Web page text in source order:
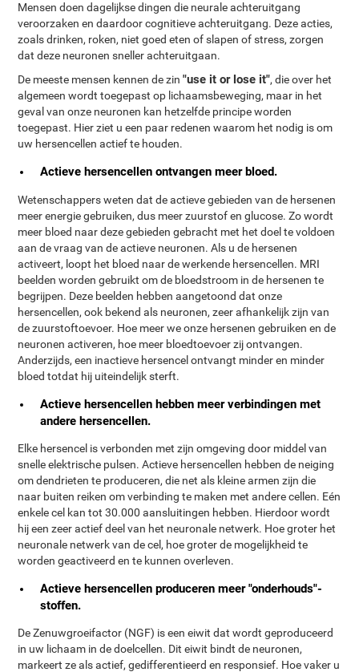
Mensen doen dagelijkse dingen die neurale achteruitgang
veroorzaken en daardoor cognitieve achteruitgang. Deze acties,
zoals drinken, roken, niet goed eten of slapen of stress, zorgen
dat deze neuronen sneller achteruitgaan.
De meeste mensen kennen de zin"use it or lose it", die over het
algemeen wordt toegepast op lichaamsbeweging, maar in het
geval van onze neuronen kan hetzelfde principe worden
toegepast. Hier ziet u een paar redenen waarom het nodig is om
uw hersencellen actief te houden.
Actieve hersencellen ontvangen meer bloed.
Wetenschappers weten dat de actieve gebieden van de hersenen
meer energie gebruiken, dus meer zuurstof en glucose. Zo wordt
meer bloed naar deze gebieden gebracht met het doel te voldoen
aan de vraag van de actieve neuronen. Als u de hersenen
activeert, loopt het bloed naar de werkende hersencellen. MRI
beelden worden gebruikt om de bloedstroom in de hersenen te
begrijpen. Deze beelden hebben aangetoond dat onze
hersencellen, ook bekend als neuronen, zeer afhankelijk zijn van
de zuurstoftoevoer. Hoe meer we onze hersenen gebruiken en de
neuronen activeren, hoe meer bloedtoevoer zij ontvangen.
Anderzijds, een inactieve hersencel ontvangt minder en minder
bloed totdat hij uiteindelijk sterft.
Actieve hersencellen hebben meer verbindingen met
andere hersencellen.
Elke hersencel is verbonden met zijn omgeving door middel van
snelle elektrische pulsen. Actieve hersencellen hebben de neiging
om dendrieten te produceren, die net als kleine armen zijn die
naar buiten reiken om verbinding te maken met andere cellen. Eén
enkele cel kan tot 30.000 aansluitingen hebben. Hierdoor wordt
hij een zeer actief deel van het neuronale netwerk. Hoe groter het
neuronale netwerk van de cel, hoe groter de mogelijkheid te
worden geactiveerd en te kunnen overleven.
Actieve hersencellen produceren meer "onderhouds"-
stoffen.
De Zenuwgroeifactor (NGF) is een eiwit dat wordt geproduceerd
in uw lichaam in de doelcellen. Dit eiwit bindt de neuronen,
markeert ze als actief, gedifferentieerd en responsief. Hoe vaker u